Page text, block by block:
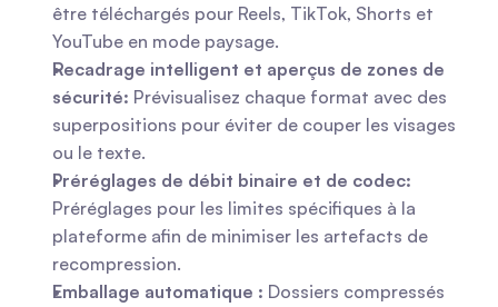
être téléchargés pour Reels, TikTok, Shorts et
YouTube en mode paysage.
Recadrage intelligent et aperçus de zones de
sécurité: Prévisualisez chaque format avec des
superpositions pour éviter de couper les visages
ou le texte.
Préréglages de débit binaire et de codec:
Préréglages pour les limites spécifiques à la
plateforme afin de minimiser les artefacts de
recompression.
Emballage automatique : Dossiers compressés